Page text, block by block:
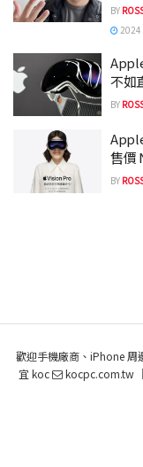
BY
2024
不如
BY
售價
BY
歡迎手機廠商、iPhone 周
宜 koc
kocpc.com.tw ｜